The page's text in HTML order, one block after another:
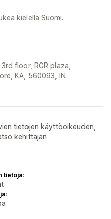
kielellä Suomi.
floor, RGR plaza,
KA, 560093, IN
tietojen käyttöoikeuden,
kehittäjän
tietoja: